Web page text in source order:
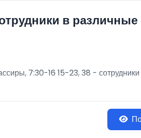
в
7:30-16 15-23, 38 -